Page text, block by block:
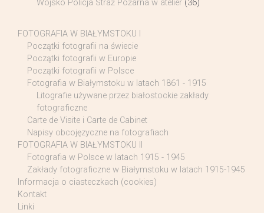
Wojsko Policja Straż Pożarna w atelier (36)
FOTOGRAFIA W BIAŁYMSTOKU I
Początki fotografii na świecie
Początki fotografii w Europie
Początki fotografii w Polsce
Fotografia w Białymstoku w latach 1861 - 1915
Litografie używane przez białostockie zakłady
fotograficzne
Carte de Visite i Carte de Cabinet
Napisy obcojęzyczne na fotografiach
FOTOGRAFIA W BIAŁYMSTOKU II
Fotografia w Polsce w latach 1915 - 1945
Zakłady fotograficzne w Białymstoku w latach 1915-1945
Informacja o ciasteczkach (cookies)
Kontakt
Linki